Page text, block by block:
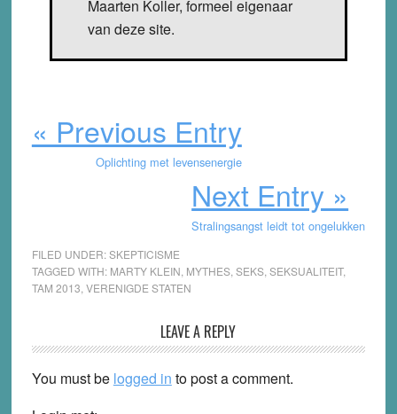
Maarten Koller, formeel eigenaar
van deze site.
« Previous Entry
Oplichting met levensenergie
Next Entry »
Stralingsangst leidt tot ongelukken
FILED UNDER:SKEPTICISME
TAGGED WITH: MARTY KLEIN MYTHES, SEKS, SEKSUALITEIT,
TAM 2013 VERENIGDE STATEN
Interactions
LEAVE A REPLY
You must be logged in to post a comment.